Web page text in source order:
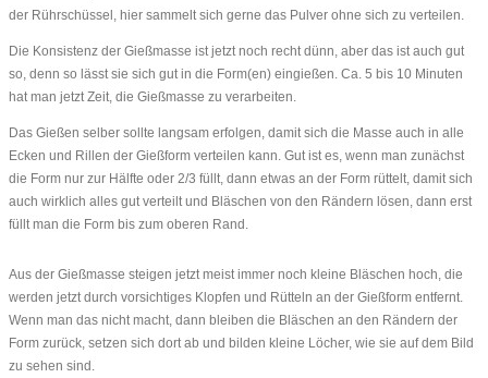
der Rührschüssel, hier sammelt sich gerne das Pulver ohne sich zu verteilen.
Die Konsistenz der Gießmasse ist jetzt noch recht dünn, aber das ist auch gut
so, denn so lässt sie sich gut in die Form(en) eingießen. Ca. 5 bis 10 Minuten
hat man jetzt Zeit, die Gießmasse zu verarbeiten.
Das Gießen selber sollte langsam erfolgen, damit sich die Masse auch in alle
Ecken und Rillen der Gießform verteilen kann. Gut ist es, wenn man zunächst
die Form nur zur Hälfte oder 2/3 füllt, dann etwas an der Form rüttelt, damit sich
auch wirklich alles gut verteilt und Bläschen von den Rändern lösen, dann erst
füllt man die Form bis zum oberen Rand.
Aus der Gießmasse steigen jetzt meist immer noch kleine Bläschen hoch, die
werden jetzt durch vorsichtiges Klopfen und Rütteln an der Gießform entfernt.
Wenn man das nicht macht, dann bleiben die Bläschen an den Rändern der
Form zurück, setzen sich dort ab und bilden kleine Löcher, wie sie auf dem Bild
zu sehen sind.